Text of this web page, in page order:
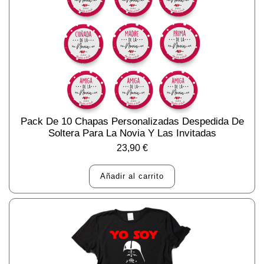
Pack De 10 Chapas Personalizadas Despedida De
Soltera Para La Novia Y Las Invitadas
23,90 €
Añadir al carrito